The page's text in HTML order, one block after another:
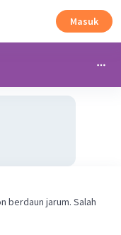
Masuk
berdaun jarum. Salah